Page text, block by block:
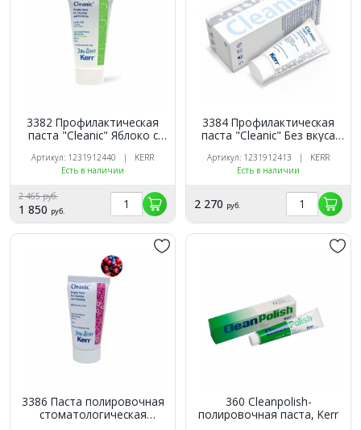
3382 Профилактическая
паста "Cleanic" Яблоко с
Артикул: 1231912440 | KERR
Есть в наличии
2 465 руб.
1 850 руб.
3384 Профилактическая
паста "Cleanic" Без вкуса
100г, Kerr
Артикул: 1231912413 | KERR
Есть в наличии
2 270 руб.
3386 Паста полировочная
стоматологическая
360 Cleanpolish-
полировочная паста, Kerr